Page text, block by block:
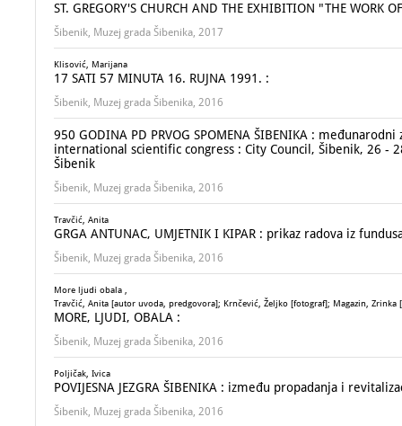
ST. GREGORY'S CHURCH AND THE EXHIBITION "THE WORK
Šibenik, Muzej grada Šibenika, 2017
Klisović, Marijana
17 SATI 57 MINUTA 16. RUJNA 1991. :
Šibenik, Muzej grada Šibenika, 2016
950 GODINA PD PRVOG SPOMENA ŠIBENIKA :
international scientific congress : City Council, Šibenik, 26
Šibenik
Šibenik, Muzej grada Šibenika, 2016
Travčić, Anita
GRGA ANTUNAC, UMJETNIK I KIPAR : prikaz radova iz
Šibenik, Muzej grada Šibenika, 2016
More ljudi obala ,
Travčić, Anita [autor uvoda, predgovora]; Krnčević, Željko [fotograf]; Magazin, Zrinka
MORE, LJUDI, OBALA :
Šibenik, Muzej grada Šibenika, 2016
Poljičak, Ivica
POVIJESNA JEZGRA ŠIBENIKA : između propadanja i
Šibenik, Muzej grada Šibenika, 2016